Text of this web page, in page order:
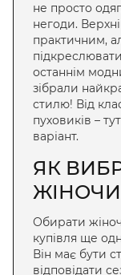
не просто
негоди.
практичним,
підкреслювати
останнім
зібрали
стилю! Від
пуховиків –
варіант.
ЯК
Обирати
купівля ще
Він має бути
відповідати